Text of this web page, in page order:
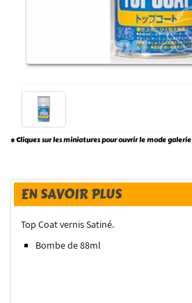
* Cliquez sur les miniatures pour ouvrir le mode galerie
EN SAVOIR PLUS
Top Coat vernis Satiné.
Bombe de 88ml